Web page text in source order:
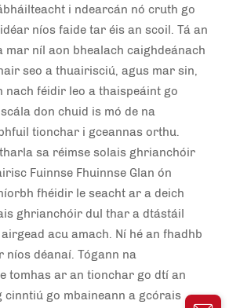
i ndearcán nó cruth go
níos faide tar éis an scoil. Tá an
mar níl aon bhealach caighdeánach
seo a thuairisciú, agus mar sin,
nach féidir leo a thaispeáint go
don chuid is mó de na
tionchar i gceannas orthu.
sa réimse solais ghrianchóir
Fuinnse Fhuinnse Glan ón
fhéidir le seacht ar a deich
ghrianchóir dul thar a dtástáil
acu amach. Ní hé an fhadhb
níos déanaí. Tógann na
tomhas ar an tionchar go dtí an
cinntiú go mbaineann a gcórais